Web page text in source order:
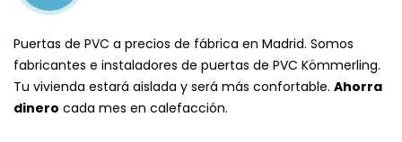
Puertas de PVC a precios de fábrica en Madrid. Somos
fabricantes e instaladores de puertas de PVC Kömmerling.
Tu vivienda estará aislada y será más confortable. Ahorra
dinero cada mes en calefacción.